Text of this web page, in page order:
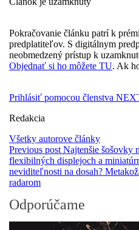
Pokračovanie článku patrí k
predplatiteľov. S digitálnym
neobmedzený prístup k
Objednať si ho môžete TU. Ak
Prihlásiť pomocou členstva
Redakcia
Všetky autorove články
Previous post Najtenšie šošovky
flexibilných displejoch a
neviditeľnosti na dosah?
radarom
Odporúčame